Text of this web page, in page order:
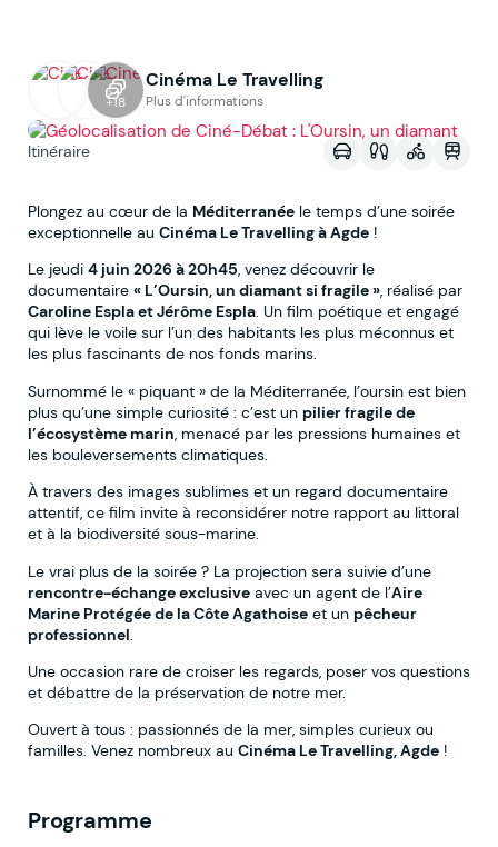
+18
Cinéma Le Travelling
Plus d'informations
Voir sur la map
Itinéraire
Plongez au cœur de la Méditerranée le temps d’une soirée
exceptionnelle au Cinéma Le Travelling à Agde !
Le jeudi 4 juin 2026 à 20h45, venez découvrir le
documentaire « L’Oursin, un diamant si fragile », réalisé par
Caroline Espla et Jérôme Espla. Un film poétique et engagé
qui lève le voile sur l’un des habitants les plus méconnus et
les plus fascinants de nos fonds marins.
Surnommé le « piquant » de la Méditerranée, l’oursin est bien
plus qu’une simple curiosité : c’est un pilier fragile de
l’écosystème marin, menacé par les pressions humaines et
les bouleversements climatiques.
À travers des images sublimes et un regard documentaire
attentif, ce film invite à reconsidérer notre rapport au littoral
et à la biodiversité sous-marine.
Le vrai plus de la soirée ? La projection sera suivie d’une
rencontre-échange exclusive avec un agent de l’Aire
Marine Protégée de la Côte Agathoise et un pêcheur
professionnel
Une occasion rare de croiser les regards, poser vos questions
et débattre de la préservation de notre mer.
Ouvert à tous : passionnés de la mer, simples curieux ou
familles. Venez nombreux au Cinéma Le Travelling, Agde !
Programme